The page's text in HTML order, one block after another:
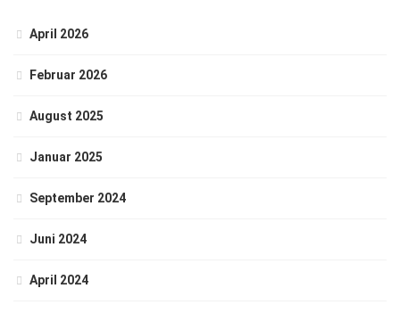
April 2026
Februar 2026
August 2025
Januar 2025
September 2024
Juni 2024
April 2024